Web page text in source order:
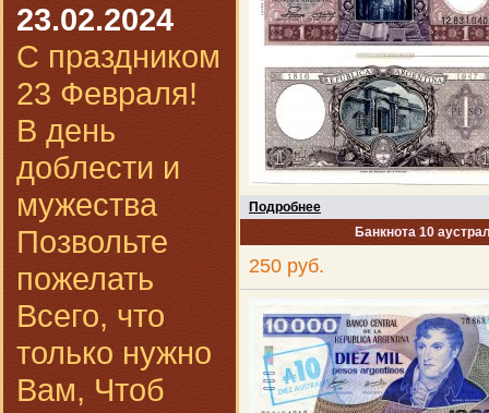
23.02.2024
С праздником
23 Февраля!
В день
доблести и
мужества
Позвольте
пожелать
Всего, что
только нужно
Вам, Чтоб
Подробнее
Банкнота 10
250 руб.